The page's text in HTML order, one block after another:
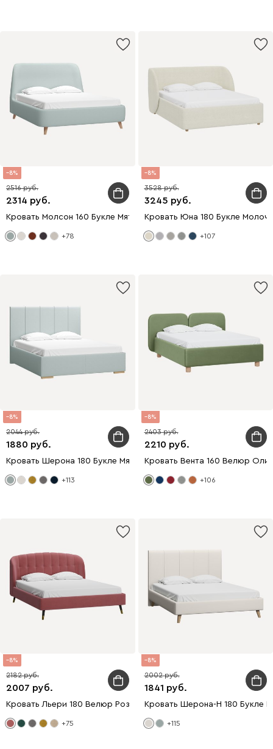
8
2314
2516
Кровать Молсон 160 Букле Мятный
+78
8
3245
3528
Кровать Юна 180 Букле
+107
8
1880
2044
Кровать Шерона 180 Букле Мятный
+113
8
2210
2403
Кровать Вента 160 Велюр
+106
8
2007
2182
Кровать Льери 180 Велюр Розовый
+75
8
1841
2002
Кровать Шерона-Н 180 Букле
+115